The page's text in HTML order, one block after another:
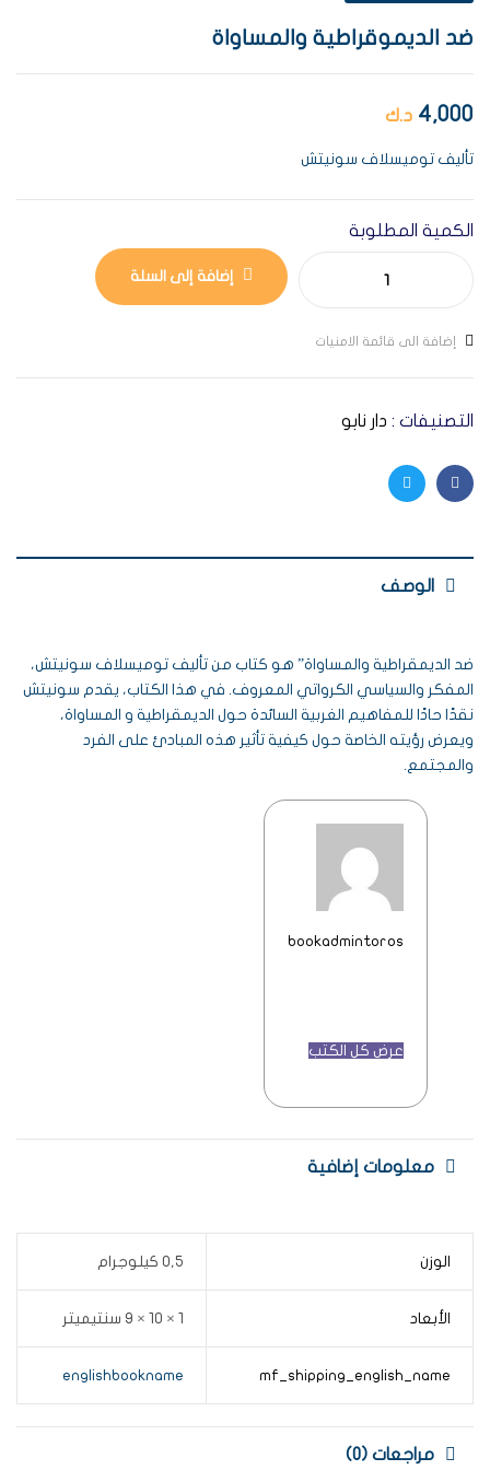
ضد الديموقراطية والمساواة
4,000 د.ك
تأليف توميسلاف سونيتش
الكمية المطلوبة
إضافة إلى السلة
إضافة الى قائمة الامنيات
التصنيفات : دار نابو
Facebook
Twitter
الوصف
ضد الديمقراطية والمساواة” هو كتاب من تأليف توميسلاف سونيتش،
المفكر والسياسي الكرواتي المعروف. في هذا الكتاب، يقدم سونيتش
نقدًا حادًا للمفاهيم الغربية السائدة حول الديمقراطية و المساواة،
ويعرض رؤيته الخاصة حول كيفية تأثير هذه المبادئ على الفرد
والمجتمع.
bookadmintoros
عرض كل الكتب
معلومات إضافية
الوزن 0,5 كيلوجرام
الأبعاد 1 × 10 × 9 سنتيميتر
mf_shipping_english_name
englishbookname
مراجعات (0)